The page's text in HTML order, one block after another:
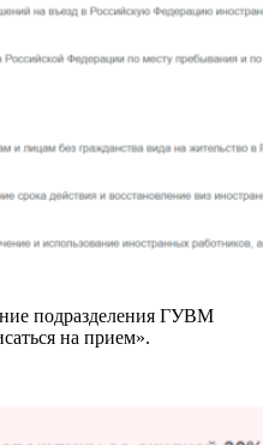
подразделения ГУВМ
на прием».